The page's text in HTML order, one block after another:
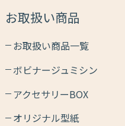
お取扱い商品
お取扱い商品一覧
ボビナージュミシン
アクセサリーBOX
オリジナル型紙